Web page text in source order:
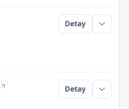
Detay
Detay